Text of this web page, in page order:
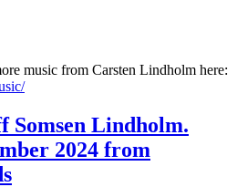
music from Carsten Lindholm here:
Somsen Lindholm.
2024 from